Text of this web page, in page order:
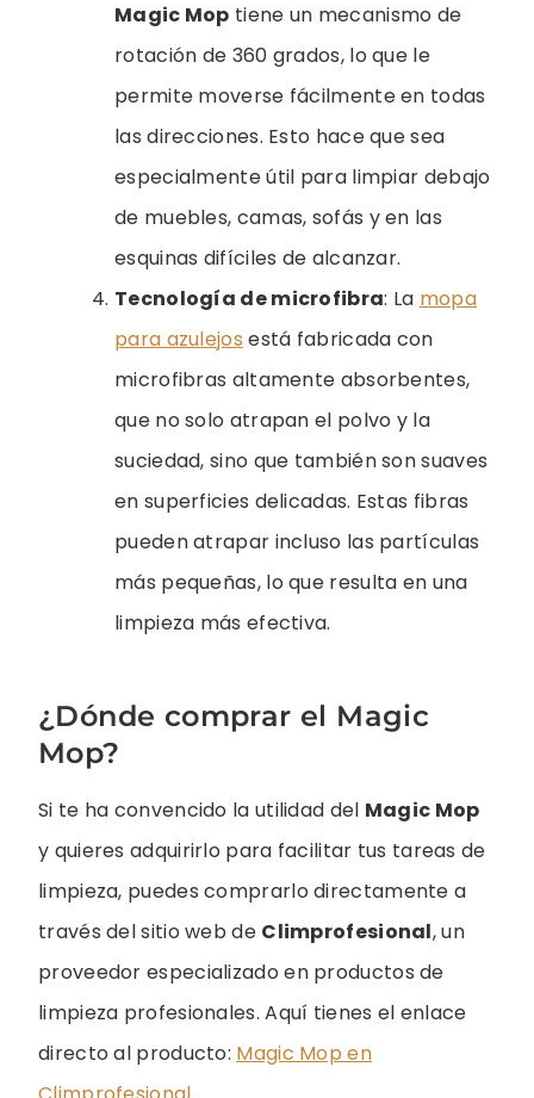
Magic Mop tiene un mecanismo de
rotación de 360 grados, lo que le
permite moverse fácilmente en todas
las direcciones. Esto hace que sea
especialmente útil para limpiar debajo
de muebles, camas, sofás y en las
esquinas difíciles de alcanzar.
Tecnología de microfibra: La mopa
para azulejos está fabricada con
microfibras altamente absorbentes,
que no solo atrapan el polvo y la
suciedad, sino que también son suaves
en superficies delicadas. Estas fibras
pueden atrapar incluso las partículas
más pequeñas, lo que resulta en una
limpieza más efectiva.
¿Dónde comprar el Magic
Mop?
Si te ha convencido la utilidad del Magic Mop
y quieres adquirirlo para facilitar tus tareas de
limpieza, puedes comprarlo directamente a
través del sitio web de Climprofesional, un
proveedor especializado en productos de
limpieza profesionales. Aquí tienes el enlace
directo al producto: Magic Mop en